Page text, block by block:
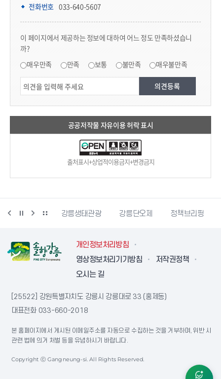
전화번호 033-640-5607
이 페이지에서 제공하는 정보에 대하여 어느 정도 만족하셨습니
까?
매우만족 만족 보통 불만족 매우불만족
공공저작물 자유이용 허락 표시
출처표시+상업적이용금지+변경금지
동물사랑센터 강릉생태관광 강릉단오제 정책브리핑
개인정보처리방침
영상정보처리기기방침
저작권정책
오시는 길
[25522] 강원특별자치도 강릉시 강릉대로 33 (홍제동)
대표전화 033-660-2018
본 홈페이지에서 게시된 이메일주소를 자동으로 수집하는 것을 거부하며, 위반 시
관련 법에 의거 처벌 등을 유념하시기 바랍니다.
Copyright ⓒ Gangneung-si. All Rights Reserved.